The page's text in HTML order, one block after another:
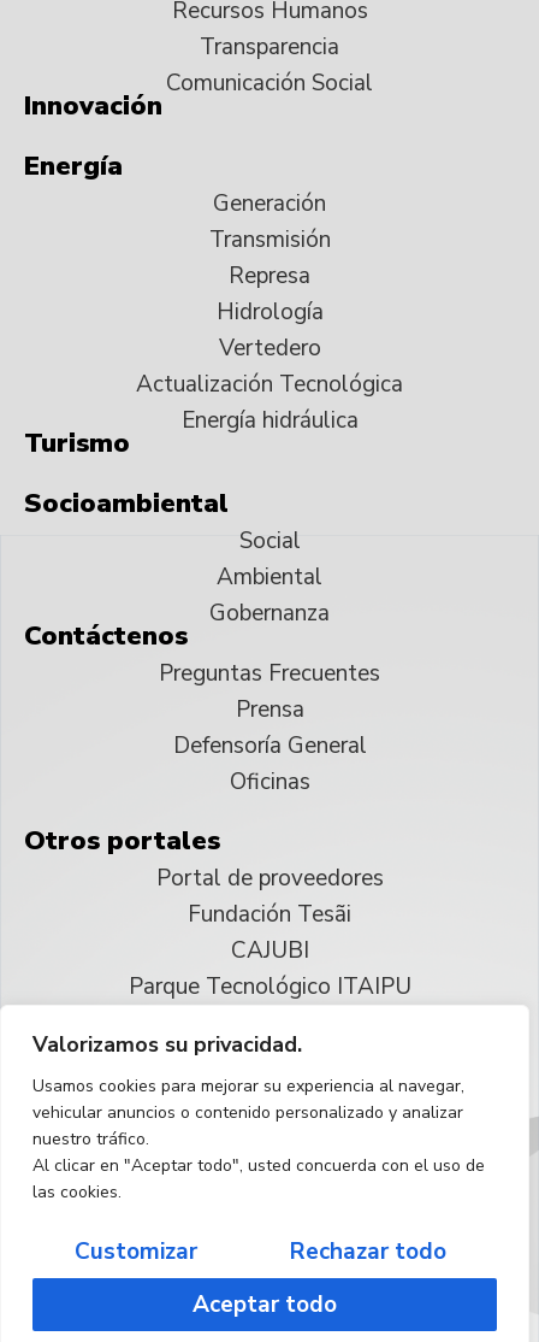
Valorizamos su privacidad.
Usamos cookies para mejorar su experiencia al navegar,
vehicular anuncios o contenido personalizado y analizar
nuestro tráfico.
Al clicar en "Aceptar todo", usted concuerda con el uso de
las cookies.
Customizar
Rechazar todo
Aceptar todo
Recursos Humanos
Transparencia
Comunicación Social
Innovación
Energía
Generación
Transmisión
Represa
Hidrología
Vertedero
Actualización Tecnológica
Energía hidráulica
Turismo
Socioambiental
Social
Ambiental
Gobernanza
Contáctenos
Preguntas Frecuentes
Prensa
Defensoría General
Oficinas
Otros portales
Portal de proveedores
Fundación Tesãi
CAJUBI
Parque Tecnológico ITAIPU
Reservados todos los derechos
Español